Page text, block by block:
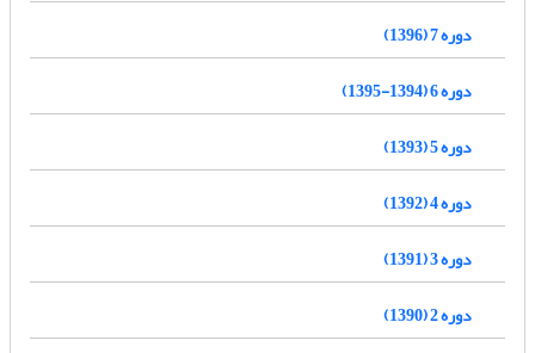
دوره 7 (1396)
دوره 6 (1394-1395)
دوره 5 (1393)
دوره 4 (1392)
دوره 3 (1391)
دوره 2 (1390)